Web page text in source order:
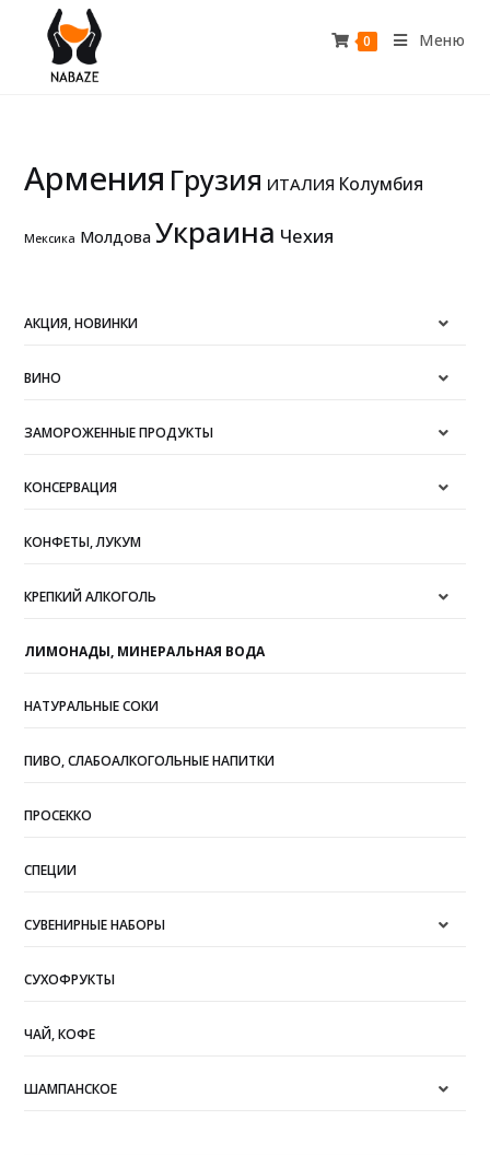
0 Меню
Армения Грузия ИТАЛИЯ Колумбия
Мексика Молдова Украина Чехия
АКЦИЯ, НОВИНКИ
ВИНО
ЗАМОРОЖЕННЫЕ ПРОДУКТЫ
КОНСЕРВАЦИЯ
КОНФЕТЫ, ЛУКУМ
КРЕПКИЙ АЛКОГОЛЬ
ЛИМОНАДЫ, МИНЕРАЛЬНАЯ ВОДА
НАТУРАЛЬНЫЕ СОКИ
ПИВО, СЛАБОАЛКОГОЛЬНЫЕ НАПИТКИ
ПРОСЕККО
СПЕЦИИ
СУВЕНИРНЫЕ НАБОРЫ
СУХОФРУКТЫ
ЧАЙ, КОФЕ
ШАМПАНСКОЕ